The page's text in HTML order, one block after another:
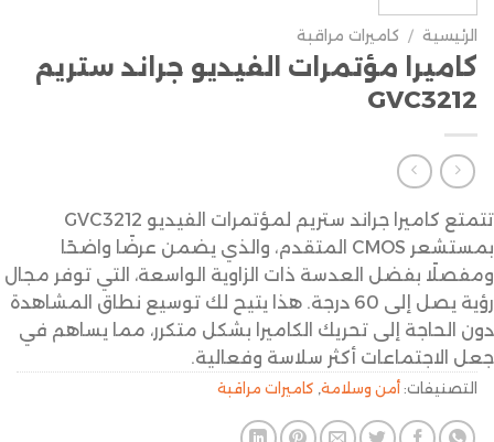
الرئيسية / كاميرات مراقبة
كاميرا مؤتمرات الفيديو جراند ستريم
GVC3212
تتمتع كاميرا جراند ستريم لمؤتمرات الفيديو GVC3212
بمستشعر CMOS المتقدم، والذي يضمن عرضًا واضحًا
ومفصلًا بفضل العدسة ذات الزاوية الواسعة، التي توفر مجال
رؤية يصل إلى 60 درجة. هذا يتيح لك توسيع نطاق المشاهدة
دون الحاجة إلى تحريك الكاميرا بشكل متكرر، مما يساهم في
جعل الاجتماعات أكثر سلاسة وفعالية.
التصنيفات: أمن وسلامة, كاميرات مراقبة